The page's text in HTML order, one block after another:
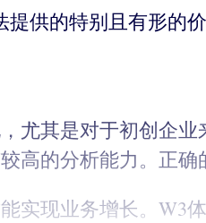
供的特别且有形的价
尤其是对于初创企
高的分析能力。正
实现业务增长。W3